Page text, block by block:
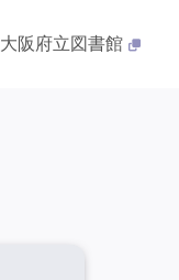
大阪府立図書館